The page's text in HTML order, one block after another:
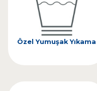
Özel Yumuşak Yıkama